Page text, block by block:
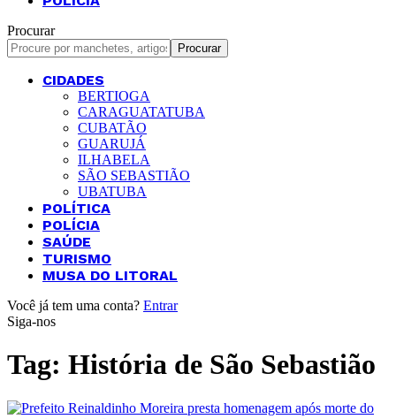
Procurar
CIDADES
BERTIOGA
CARAGUATATUBA
CUBATÃO
GUARUJÁ
ILHABELA
SÃO SEBASTIÃO
UBATUBA
POLÍTICA
POLÍCIA
SAÚDE
TURISMO
MUSA DO LITORAL
Você já tem uma conta? Entrar
Siga-nos
Tag: História de São Sebastião